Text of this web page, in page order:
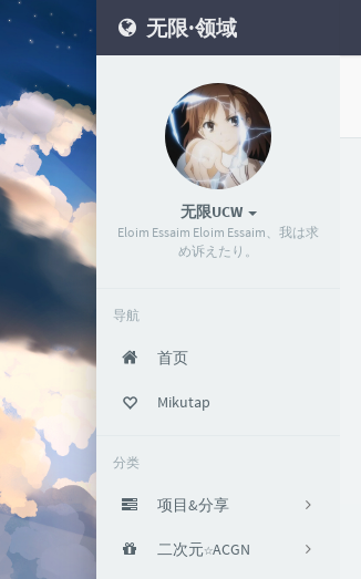
无限·领域
无限UCW
Eloim Essaim Eloim Essaim、我は求
め诉えたり。
导航
首页
Mikutap
分类
项目&分享
5
养鸽场二次元☆ACGN